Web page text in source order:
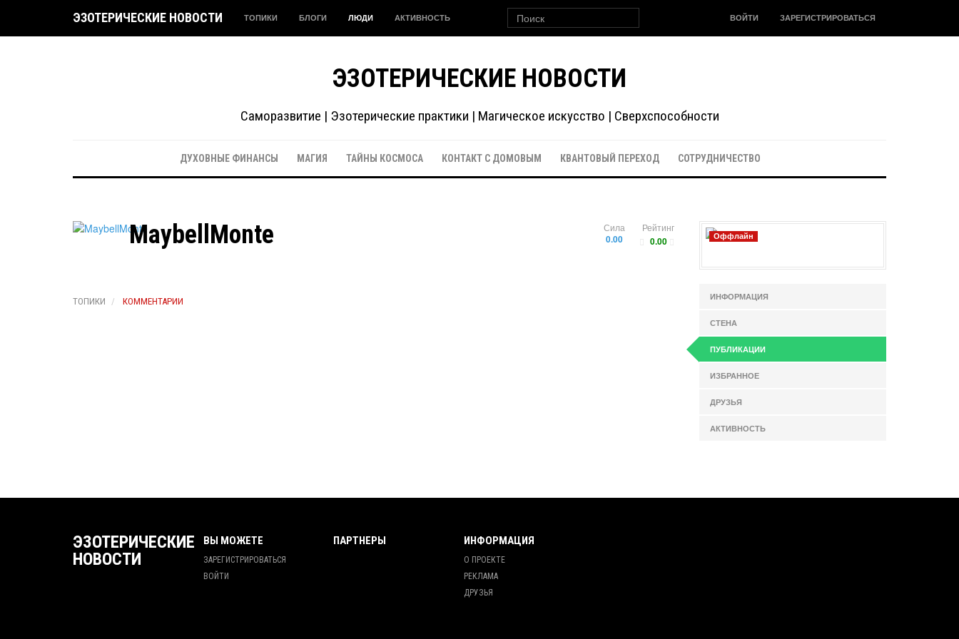
ЭЗОТЕРИЧЕСКИЕ НОВОСТИ ТОПИКИ БЛОГИ ЛЮДИ АКТИВНОСТЬ ВОЙТИ ЗАРЕГИСТРИРОВАТЬСЯ
ЭЗОТЕРИЧЕСКИЕ НОВОСТИ
Саморазвитие | Эзотерические практики | Магическое искусство | Сверхспособности
ДУХОВНЫЕ ФИНАНСЫ МАГИЯ ТАЙНЫ КОСМОСА КОНТАКТ С ДОМОВЫМ КВАНТОВЫЙ ПЕРЕХОД СОТРУДНИЧЕСТВО
Рейтинг
0.00
Сила
0.00
MaybellMonte
ТОПИКИ КОММЕНТАРИИ
Оффлайн
ИНФОРМАЦИЯ
СТЕНА
ПУБЛИКАЦИИ
ИЗБРАННОЕ
ДРУЗЬЯ
АКТИВНОСТЬ
ЭЗОТЕРИЧЕСКИЕ
НОВОСТИ
ВЫ МОЖЕТЕ
ЗАРЕГИСТРИРОВАТЬСЯ
ВОЙТИ
ПАРТНЕРЫ ИНФОРМАЦИЯ
О ПРОЕКТЕ
РЕКЛАМА
ДРУЗЬЯ